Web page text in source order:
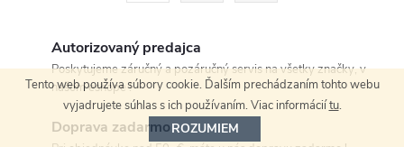
Tento web používa súbory cookie. Ďalším prechádzaním tohto webu
vyjadrujete súhlas s ich používaním. Viac informáciítu.
ROZUMIEM
a
n
Autorizovaný predajca
Poskytujeme záručný a pozáručný servis na všetky značky, v
našom eshope !
Doprava zadarmo